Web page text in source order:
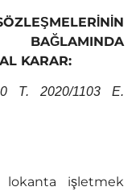
KARAR:
T. 2020/1103 E.
lokanta işletmek